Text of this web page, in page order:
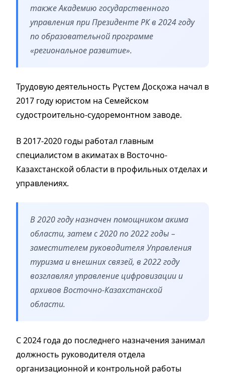
также Академию государственного
управления при Президенте РК в 2024 году
по образовательной программе
«региональное развитие».
Трудовую деятельность Рүстем Досқожа начал в
2017 году юристом на Семейском
судостроительно-судоремонтном заводе.
В 2017-2020 годы работал главным
специалистом в акиматах в Восточно-
Казахстанской области в профильных отделах и
управлениях.
В 2020 году назначен помощником акима
области, затем с 2020 по 2022 годы –
заместителем руководителя Управления
туризма и внешних связей, в 2022 году
возглавлял управление цифровизации и
архивов Восточно-Казахстанской
области.
С 2024 года до последнего назначения занимал
должность руководителя отдела
организационной и контрольной работы